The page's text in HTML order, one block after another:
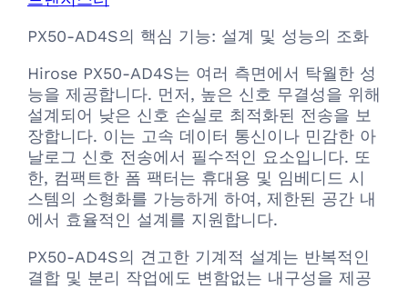
PX50-AD4S의 핵심 기능: 설계 및 성능의 조화
Hirose PX50-AD4S는 여러 측면에서 탁월한 성
능을 제공합니다. 먼저, 높은 신호 무결성을 위해
설계되어 낮은 신호 손실로 최적화된 전송을 보
장합니다. 이는 고속 데이터 통신이나 민감한 아
날로그 신호 전송에서 필수적인 요소입니다. 또
한, 컴팩트한 폼 팩터는 휴대용 및 임베디드 시
스템의 소형화를 가능하게 하여, 제한된 공간 내
에서 효율적인 설계를 지원합니다.
PX50-AD4S의 견고한 기계적 설계는 반복적인
결합 및 분리 작업에도 변함없는 내구성을 제공